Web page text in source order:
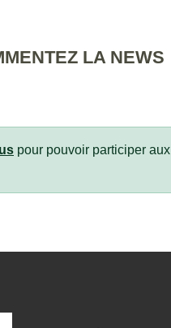
LA NEWS
pour pouvoir participer aux